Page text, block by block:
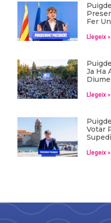
Fer
Llegeix »
Ja Ha
Llegeix »
Votar
Llegeix »